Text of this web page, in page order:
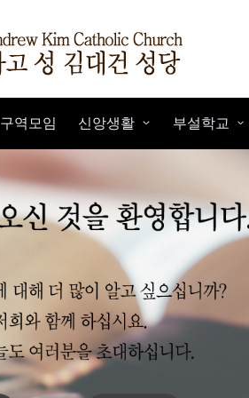
구역모임 신앙생활 부설학교